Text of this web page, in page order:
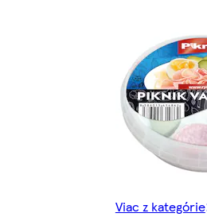
Viac z kategórie